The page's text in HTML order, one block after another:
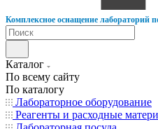
Комплексное оснащение лабораторий
Каталог
По всему сайту
По каталогу
Лабораторное оборудование
Реагенты и расходные